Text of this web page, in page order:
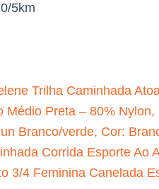
5km
Trilha Caminhada
Médio Preta – 80%
Branco/verde, Cor:
Corrida Esporte Ao
3/4 Feminina Canelada